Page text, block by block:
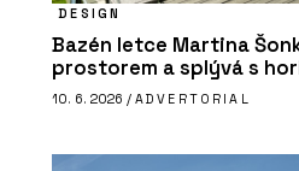
DESIGN
Bazén letce Martina
prostorem a splývá s
10. 6. 2026 / ADVERTORIAL